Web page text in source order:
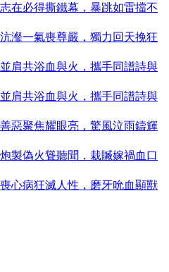
在必得撕鐵幕，暴跳如雷擋不
瀣一氣喪尊嚴，獨力回天挽狂
肩共浴血與火，攜手同譜詩與
肩共浴血與火，攜手同譜詩與
惡聚焦耀眼亮，驚風泣雨鑄輝
製偽火聳聽聞，栽贓嫁禍血口
心病狂滅人性，磨牙吮血顯獸